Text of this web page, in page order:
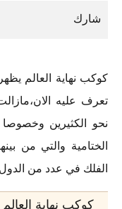
كوكب نهاية العالم
تعرف عليه
نحو الكثيرين وخصوصا
الختامية والتي من
الفلك في عدد من
كوكب نهاية العالم